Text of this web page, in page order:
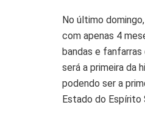
No último
com apenas 4
bandas e
será a primeira da
podendo ser a
Estado do Espírito